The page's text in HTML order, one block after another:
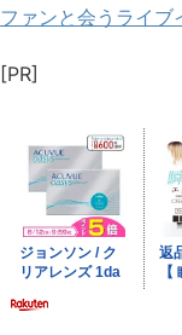
ファンと会うライブ
[PR]